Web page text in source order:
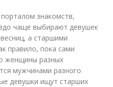
знакомств,
чаще выбирают девушек
а старшими
правило, пока сами
женщины разных
мужчинами разного
девушки ищут старших